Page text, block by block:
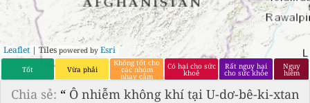
Leaflet | Tiles powered by Esri
Tốt Vừa phải
Không tốt cho
các nhóm
nhạy cảm
Có hại cho sức
khoẻ
Rất nguy hại
cho sức khỏe
Nguy
hiểm
Chia sẻ: “ Ô nhiễm không khí tại U-dơ-bê-ki-xtan